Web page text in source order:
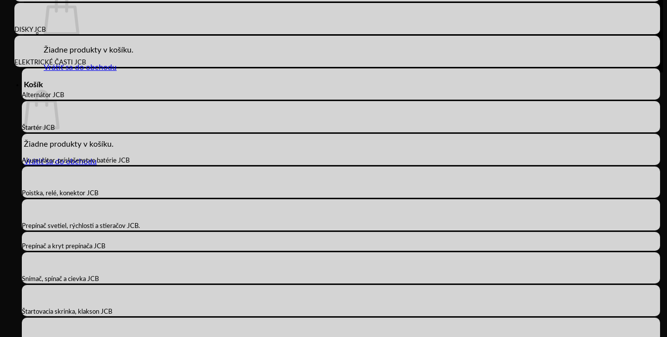
Žiadne produkty v košíku.
Vrátiť sa do obchodu
Košík
Žiadne produkty v košíku.
Vrátiť sa do obchodu
DISKY JCB
ELEKTRICKÉ ČASTI JCB
Alternátor JCB
Štartér JCB
Akumulátor, príslušenstvo batérie JCB
Poistka, relé, konektor JCB
Prepínač svetiel, rýchlosti a stieračov JCB.
Prepínač a kryt prepínača JCB
Snímač, spínač a cievka JCB
Štartovacia skrinka, klakson JCB